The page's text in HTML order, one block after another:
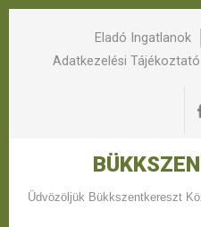
Eladó Ingatlanok
Adatkezelési Tájékoztató
Üdvözöljük Bükkszentkereszt